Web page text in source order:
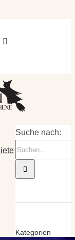
Suche nach:
Kategorien